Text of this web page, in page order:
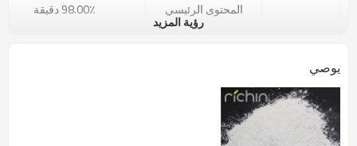
المحتوى الرئيسي
98.00٪ دقيقة
أهداب الشوق
غير قابلة للذوبان في
مظهر خارجي
رؤية المزيد
يوصي